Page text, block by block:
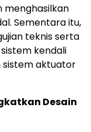
Sementara itu,
teknis serta
kendali
sistem aktuator
Desain